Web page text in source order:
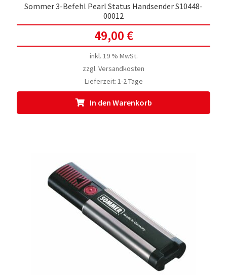
Sommer 3-Befehl Pearl Status Handsender S10448-
00012
49,00 €
inkl. 19 % MwSt.
zzgl. Versandkosten
Lieferzeit: 1-2 Tage
In den Warenkorb